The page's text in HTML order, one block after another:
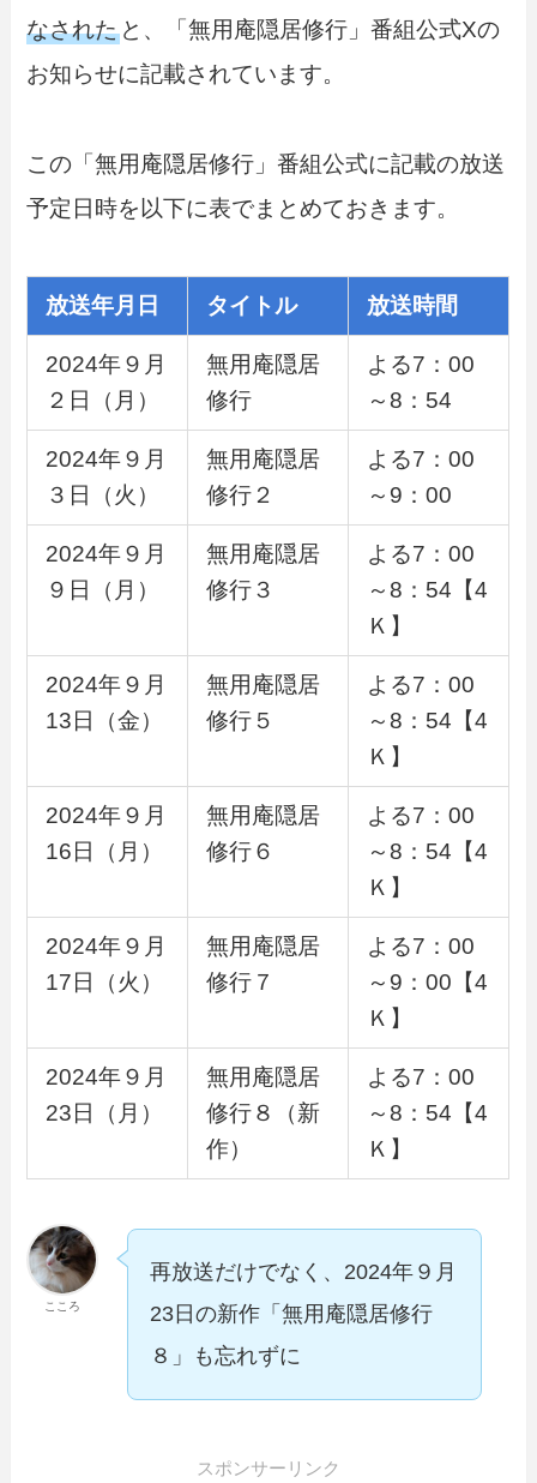
なされた と、「無用庵隠居修行」番組公式Xの
お知らせに記載されています。
この「無用庵隠居修行」番組公式に記載の放送
予定日時を以下に表でまとめておきます。
放送年月日 タイトル 放送時間
2024年９月
２日（月）
無用庵隠居
修行
よる7：00
～8：54
2024年９月
３日（火）
無用庵隠居
修行２
よる7：00
～9：00
2024年９月
９日（月）
無用庵隠居
修行３
よる7：00
～8：54【4
Ｋ】
2024年９月
13日（金）
無用庵隠居
修行５
よる7：00
～8：54【4
Ｋ】
2024年９月
16日（月）
無用庵隠居
修行６
よる7：00
～8：54【4
Ｋ】
2024年９月
17日（火）
無用庵隠居
修行７
よる7：00
～9：00【4
Ｋ】
2024年９月
23日（月）
無用庵隠居
修行８（新
作）
よる7：00
～8：54【4
Ｋ】
こころ
再放送だけでなく、2024年９月
23日の新作「無用庵隠居修行
８」も忘れずに
スポンサーリンク